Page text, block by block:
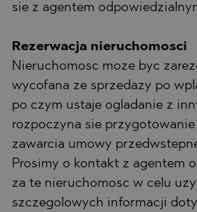
sie z agentem
Rezerwacja nieruchomosci
Nieruchomosc moze byc
wycofana ze sprzedazy po
po czym ustaje ogladanie z
rozpoczyna sie
zawarcia umowy
Prosimy o kontakt z agentem
za te nieruchomosc w celu
szczegolowych informacji